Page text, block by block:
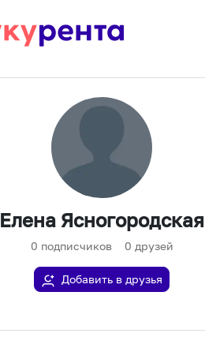
Елена Ясногородская
0 подписчиков 0 друзей
Добавить в друзья